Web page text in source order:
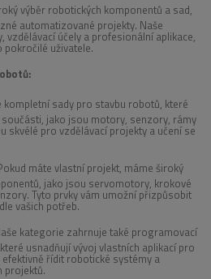
výběr robotických komponentů a sad,
automatizované projekty. Naše
vzdělávací účely a profesionální aplikace,
pokročilé uživatele.
kompletní sady pro stavbu robotů, které
jako jsou motory, senzory, rámy
skvélé pro vzdělávací projekty a učení se
máte vlastní projekt, máme široký
jako jsou servomotory, krokové
Tyto prvky vám umožní přizpůsobit
vašich potřeb.
kategorie zahrnuje také programovací
usnadňují vývoj vlastních aplikací pro
řídit robotické systémy a
projektů.